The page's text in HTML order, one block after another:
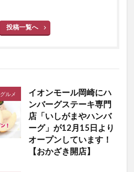
投稿一覧へ
グルメ
イオンモール岡崎にハ
ンバーグステーキ専門
店「いしがまやハンバ
ーグ」が12月15日より
オープンしています！
【おかざき開店】